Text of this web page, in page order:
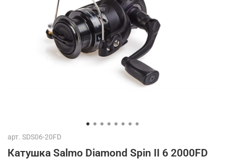
арт. SDS06-20FD
Катушка Salmo Diamond Spin II 6 2000FD